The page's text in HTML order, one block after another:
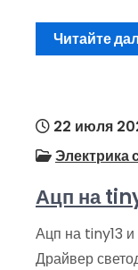
Читайте
22 июля
Электрика
Ацп на
Ацп на tiny13
Драйвер